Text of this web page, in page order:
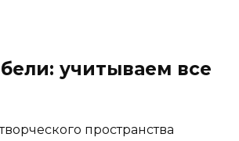
учитываем все
пространства